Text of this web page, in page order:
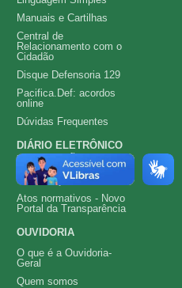
Manuais e Cartilhas
Central de
Relacionamento com o
Cidadão
Disque Defensoria 129
Pacifica.Def: acordos
online
Dúvidas Frequentes
DIÁRIO ELETRÔNICO
LEGISLAÇÃO
Constituição e Leis
Atos normativos - Novo
Portal da Transparência
OUVIDORIA
O que é a Ouvidoria-
Geral
Quem somos